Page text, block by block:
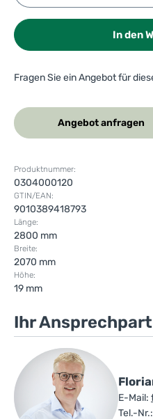
In den
Fragen Sie ein Angebot für
Angebot anfragen
Produktnummer:
0304000120
GTIN/EAN:
9010389418793
Länge:
2800 mm
Breite:
2070 mm
Höhe:
19 mm
Ihr
E-Mail:
Tel.-Nr.: